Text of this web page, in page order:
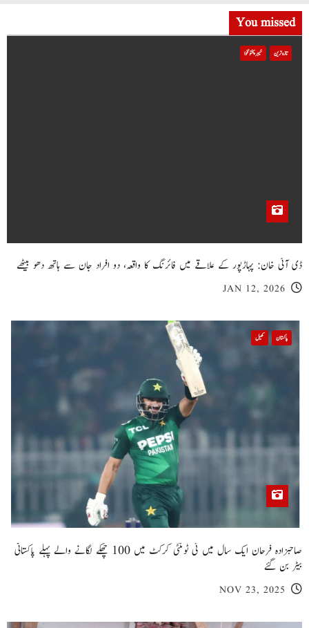
You missed
تازہ ترین خیبر پختونخوا
ڈی آئی خان: پہاڑپور کے علاقے میں فائرنگ کا واقعہ، دو افراد جان سے ہاتھ دھو بیٹھے
JAN 12, 2026
پاکستان کھیل
صاحبزادہ فرحان ایک سال میں ٹی ٹوئنٹی کرکٹ میں 100 چھکے لگانے والے پہلے پاکستانی
بیٹر بن گئے
NOV 23, 2025